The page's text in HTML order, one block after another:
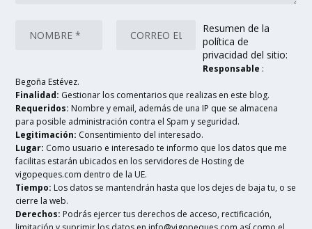
Resumen de la
política de
privacidad del sitio:
Responsable :
Begoña Estévez.
Finalidad: Gestionar los comentarios que realizas en este blog.
Requeridos: Nombre y email, además de una IP que se almacena
para posible administración contra el Spam y seguridad.
Legitimación: Consentimiento del interesado.
Lugar: Como usuario e interesado te informo que los datos que me
facilitas estarán ubicados en los servidores de Hosting de
vigopeques.com dentro de la UE.
Tiempo: Los datos se mantendrán hasta que los dejes de baja tu, o se
cierre la web.
Derechos: Podrás ejercer tus derechos de acceso, rectificación,